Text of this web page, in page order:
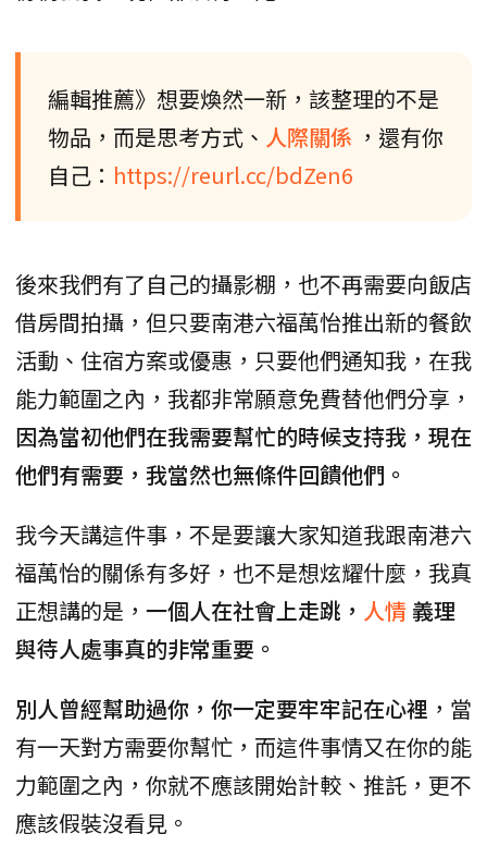
編輯推薦》想要煥然一新，該整理的不是
物品，而是思考方式、 人際關係 ，還有你
自己： https://reurl.cc/bdZen6
後來我們有了自己的攝影棚，也不再需要向飯店
借房間拍攝，但只要南港六福萬怡推出新的餐飲
活動、住宿方案或優惠，只要他們通知我，在我
能力範圍之內，我都非常願意免費替他們分享，
因為當初他們在我需要幫忙的時候支持我，現在
他們有需要，我當然也無條件回饋他們。
我今天講這件事，不是要讓大家知道我跟南港六
福萬怡的關係有多好，也不是想炫耀什麼，我真
正想講的是， 一個人在社會上走跳， 人情 義理
與待人處事真的非常重要。
別人曾經幫助過你，你一定要牢牢記在心裡 ，當
有一天對方需要你幫忙，而這件事情又在你的能
力範圍之內，你就不應該開始計較、推託，更不
應該假裝沒看見。